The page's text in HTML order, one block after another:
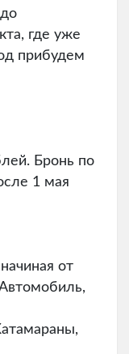
где уже
прибудем
Бронь по
1 мая
от